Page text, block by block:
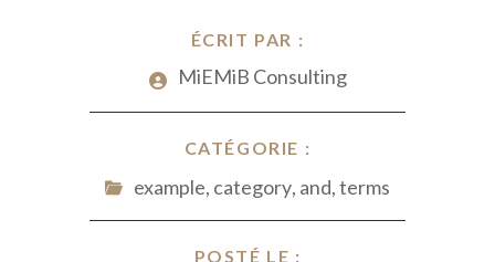
ÉCRIT PAR :
MiEMiB Consulting
CATÉGORIE :
example, category, and,terms
POSTÉ LE :